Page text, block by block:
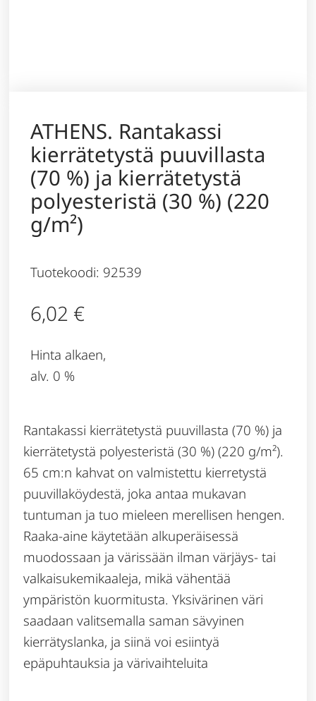
ATHENS. Rantakassi
kierrätetystä puuvillasta
(70 %) ja kierrätetystä
polyesteristä (30 %) (220
g/m²)
Tuotekoodi: 92539
6,02 €
Hinta alkaen,
alv. 0 %
Rantakassi kierrätetystä puuvillasta (70 %) ja
kierrätetystä polyesteristä (30 %) (220 g/m²).
65 cm:n kahvat on valmistettu kierretystä
puuvillaköydestä, joka antaa mukavan
tuntuman ja tuo mieleen merellisen hengen.
Raaka-aine käytetään alkuperäisessä
muodossaan ja värissään ilman värjäys- tai
valkaisukemikaaleja, mikä vähentää
ympäristön kuormitusta. Yksivärinen väri
saadaan valitsemalla saman sävyinen
kierrätyslanka, ja siinä voi esiintyä
epäpuhtauksia ja värivaihteluita